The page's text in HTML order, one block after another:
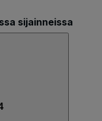
sijainneissa